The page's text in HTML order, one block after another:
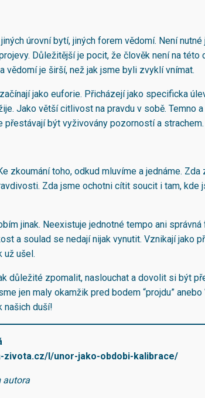
úrovní bytí, jiných forem vědomí. Není nutné
Důležitější je pocit, že člověk není na této
vědomí je širší, než jak jsme byli zvyklí vnímat.
jako euforie. Přicházejí jako specificka
Jako větší citlivost na pravdu v sobě. Temno
přestávají být vyživovány pozorností a strachem.
zkoumání toho, odkud mluvíme a jednáme. Zda
Zda jsme ochotni cítit soucit i tam, kde
jinak. Neexistuje jednotné tempo ani správná
a soulad se nedají nijak vynutit. Vznikají jako
už ušel.
důležité zpomalit, naslouchat a dovolit si být
jen maly okamžik pred bodem “projdu” anebo
našich duší!
zivota.cz/l/unor-jako-obdobi-kalibrace/
autora